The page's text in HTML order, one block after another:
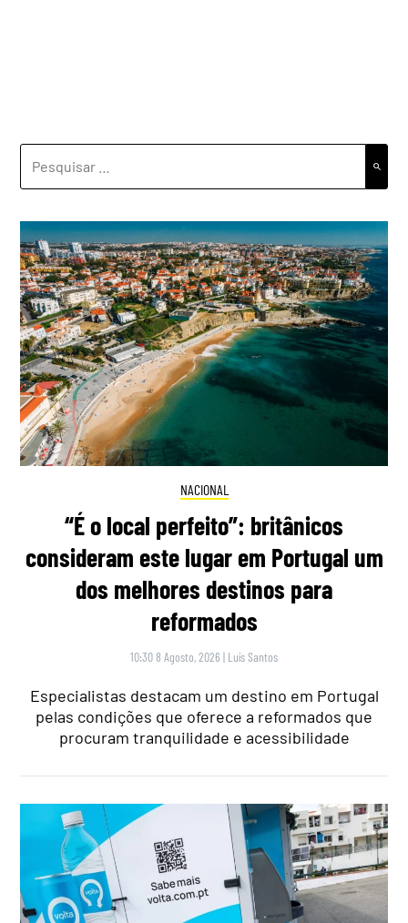
NACIONAL
“É o local perfeito”: britânicos
consideram este lugar em Portugal um
dos melhores destinos para
reformados
10:30 8 Agosto, 2026 | Luís Santos
Especialistas destacam um destino em Portugal
pelas condições que oferece a reformados que
procuram tranquilidade e acessibilidade